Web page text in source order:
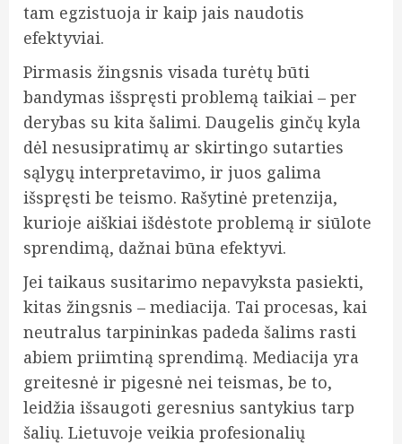
tam egzistuoja ir kaip jais naudotis
efektyviai.
Pirmasis žingsnis visada turėtų būti
bandymas išspręsti problemą taikiai – per
derybas su kita šalimi. Daugelis ginčų kyla
dėl nesusipratimų ar skirtingo sutarties
sąlygų interpretavimo, ir juos galima
išspręsti be teismo. Rašytinė pretenzija,
kurioje aiškiai išdėstote problemą ir siūlote
sprendimą, dažnai būna efektyvi.
Jei taikaus susitarimo nepavyksta pasiekti,
kitas žingsnis – mediacija. Tai procesas, kai
neutralus tarpininkas padeda šalims rasti
abiem priimtiną sprendimą. Mediacija yra
greitesnė ir pigesnė nei teismas, be to,
leidžia išsaugoti geresnius santykius tarp
šalių. Lietuvoje veikia profesionalių